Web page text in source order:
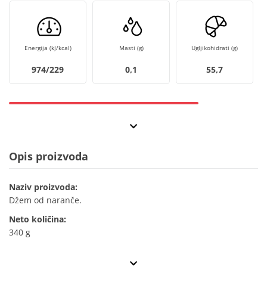
Energija (kJ/kcal)
974/229
Masti (g)
0,1
Ugljikohidrati (g)
55,7
Opis proizvoda
Naziv proizvoda:
Džem od naranče.
Neto količina:
340 g